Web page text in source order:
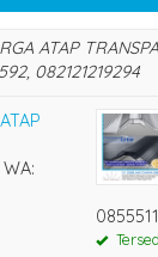
ATAP
082121219294